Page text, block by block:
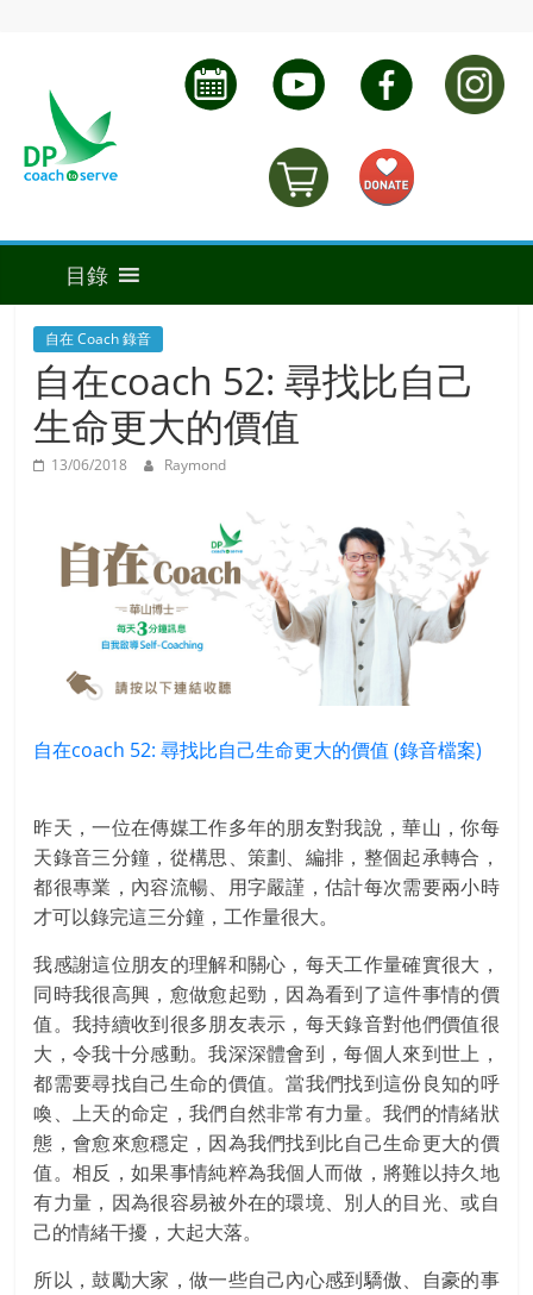
自在 Coach 錄音
自在coach 52: 尋找比自己
生命更大的價值
13/06/2018 Raymond
自在coach 52: 尋找比自己生命更大的價值 (錄音檔案)
昨天，一位在傳媒工作多年的朋友對我說，華山，你每
天錄音三分鐘，從構思、策劃、編排，整個起承轉合，
都很專業，內容流暢、用字嚴謹，估計每次需要兩小時
才可以錄完這三分鐘，工作量很大。
我感謝這位朋友的理解和關心，每天工作量確實很大，
同時我很高興，愈做愈起勁，因為看到了這件事情的價
值。我持續收到很多朋友表示，每天錄音對他們價值很
大，令我十分感動。我深深體會到，每個人來到世上，
都需要尋找自己生命的價值。當我們找到這份良知的呼
喚、上天的命定，我們自然非常有力量。我們的情緒狀
態，會愈來愈穩定，因為我們找到比自己生命更大的價
值。相反，如果事情純粹為我個人而做，將難以持久地
有力量，因為很容易被外在的環境、別人的目光、或自
己的情緒干擾，大起大落。
所以，鼓勵大家，做一些自己內心感到驕傲、自豪的事